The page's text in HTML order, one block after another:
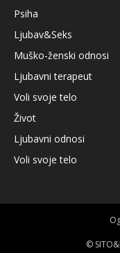
Psiha
Ljubav&Seks
Muško-ženski odnosi
Ljubavni terapeut
Voli svoje telo
Život
Ljubavni odnosi
Voli svoje telo
©